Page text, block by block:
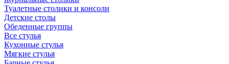
Туалетные столики и консоли
Детские столы
Обеденные группы
Все стулья
Кухонные стулья
Мягкие стулья